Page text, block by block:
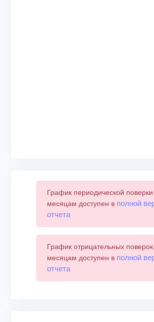
График периодической
месяцам доступен в полной
отчета
График отрицательных
месяцам доступен в полной
отчета